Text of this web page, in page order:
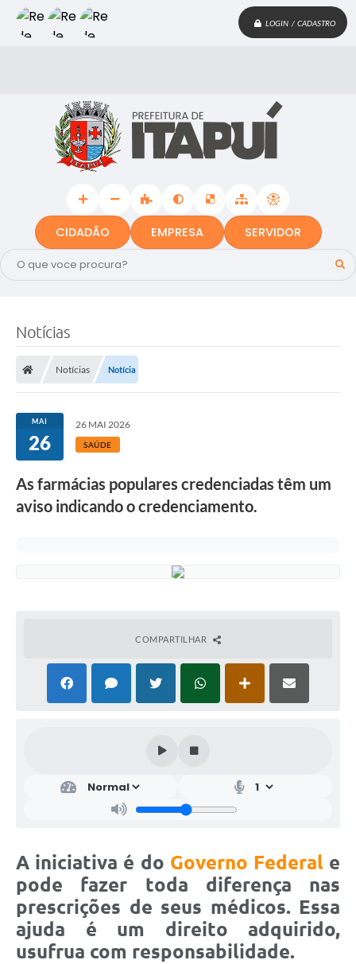
LOGIN / CADASTRO
CIDADÃO EMPRESA SERVIDOR
Notícias
Notícias Notícia
MAI
26
26 MAI 2026
SAÚDE
As farmácias populares credenciadas têm um
aviso indicando o credenciamento.
COMPARTILHAR
A iniciativa é do Governo Federale
pode fazer toda diferença nas
prescrições de seus médicos. Essa
ajuda é um direito adquirido,
usufrua com responsabilidade.